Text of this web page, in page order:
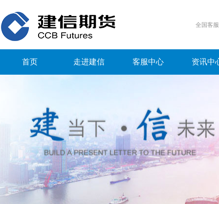
全国客
首页 走进建信 客服中心 资讯中